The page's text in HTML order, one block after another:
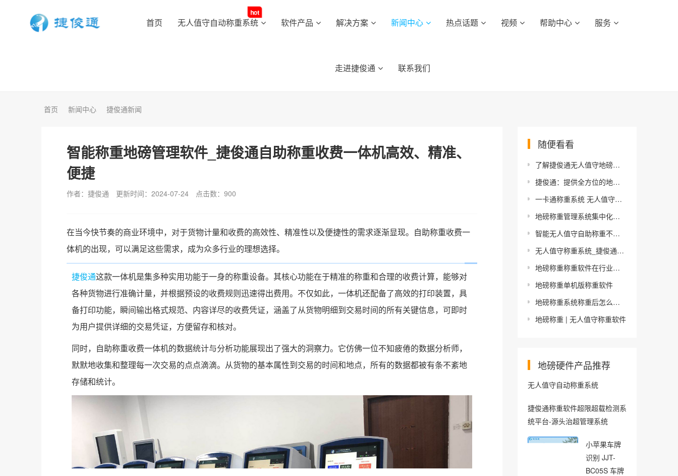
首页 无人值守自动称重系统
hot
软件产品 解决方案 新闻中心 热点话题 视频 帮助中心 服务
走进捷俊通 联系我们
首页 新闻中心 捷俊通新闻
智能称重地磅管理软件_捷俊通自助称重收费一体机高效、精准、
便捷
作者：捷俊通 更新时间：2024-07-24 点击数： 900
在当今快节奏的商业环境中，对于货物计量和收费的高效性、精准性以及便捷性的需求逐渐显现。自助称重收费一
体机的出现，可以满足这些需求，成为众多行业的理想选择。
捷俊通这款一体机是集多种实用功能于一身的称重设备。其核心功能在于精准的称重和合理的收费计算，能够对
各种货物进行准确计量，并根据预设的收费规则迅速得出费用。不仅如此，一体机还配备了高效的打印装置，具
备打印功能，瞬间输出格式规范、内容详尽的收费凭证，涵盖了从货物明细到交易时间的所有关键信息，可即时
为用户提供详细的交易凭证，方便留存和核对。
同时，自助称重收费一体机的数据统计与分析功能展现出了强大的洞察力。它仿佛一位不知疲倦的数据分析师，
默默地收集和整理每一次交易的点点滴滴。从货物的基本属性到交易的时间和地点，所有的数据都被有条不紊地
存储和统计。
随便看看
了解捷俊通无人值守地磅自动称重软件的重要组成部分
捷俊通：提供全方位的地磅称重系统解决方案
一卡通称重系统 无人值守自动过磅系统 地磅一卡通-捷俊通
地磅称重管理系统集中化与多磅房协同解决方案-实现数据实时同步共享
智能无人值守自助称重不用"卡"？用什么
无人值守称重系统_捷俊通地磅自动称重系统优势
地磅称重称重软件在行业中的使用效果
地磅称重单机版称重软件
地磅称重系统称重后怎么调整重量 过磅重量能后补吗
地磅称重 | 无人值守称重软件
地磅硬件产品推荐
无人值守自动称重系统
捷俊通称重软件超限超载检测系
统平台-源头治超管理系统
小苹果车牌
识别 JJT-
BC05S 车牌